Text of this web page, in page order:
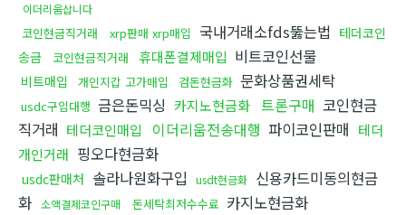
이더리움삽니다
코인현금직거래 xrp판매 xrp매입 국내거래소fds뚫는법 테더코인
송금
코인현금직거래 휴대폰결제매입 비트코인선물
비트매입 개인지갑 고가매입 검돈현금화 문화상품권세탁
usdc구입대행 금은돈믹싱 카지노현금화 트론구매 코인현금
직거래 테더코인매입 이더리움전송대행 파이코인판매 테더
개인거래 핑오다현금화
usdc판매처 솔라나원화구입 usdt현금화 신용카드미동의현금
화 소액결제코인구매 돈세탁최저수수료 카지노현금화